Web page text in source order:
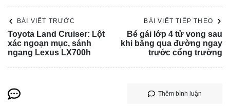
thành công. Đứng đầu danh sách những mẫu xe bán chạy
nhất chính là Vios với 1.182 xe được giao.
BÀI VIẾT TRƯỚC
Toyota Land Cruiser: Lột
xác ngoạn mục, sánh
ngang Lexus LX700h
BÀI VIẾT TIẾP THEO
Bé gái lớp 4 tử vong sau
khi băng qua đường ngay
trước cổng trường
Thêm bình luận